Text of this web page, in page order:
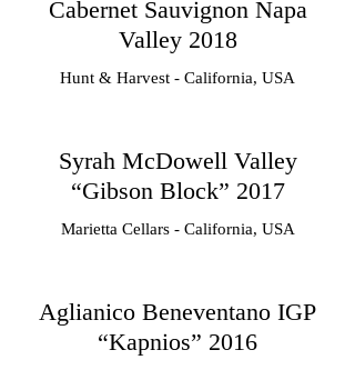
Cabernet Sauvignon Napa
Valley 2018
Hunt & Harvest - California, USA
Syrah McDowell Valley
“Gibson Block” 2017
Marietta Cellars - California, USA
Aglianico Beneventano IGP
“Kapnios” 2016